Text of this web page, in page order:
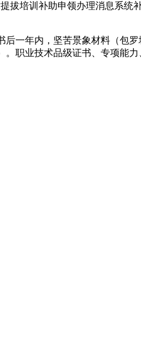
拔培训补助申领办理消息系
年内，坚苦景象材料（包
职业技术品级证书、专项能力